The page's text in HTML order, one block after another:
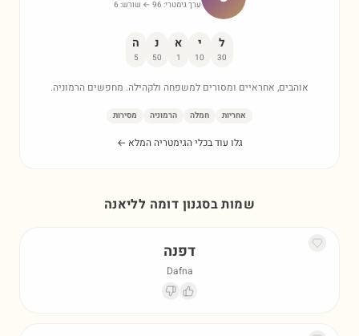
ערך גימטרי: 96 ← שורש: 6
ל
30
י
10
א
1
נ
50
ה
5
אוהבים, אחראיים ומסורים למשפחה ולקהילה. מחפשים הרמוניה.
אחריות חמלה הרמוניה מסירות
גלו עוד בכלי הגימטריה המלא ←
שמות בסגנון דומה לליאנה
דפנה
Dafna